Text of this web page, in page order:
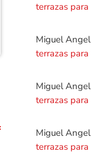
terrazas
Miguel Angel
terrazas
Miguel Angel
terrazas
Miguel Angel
terrazas